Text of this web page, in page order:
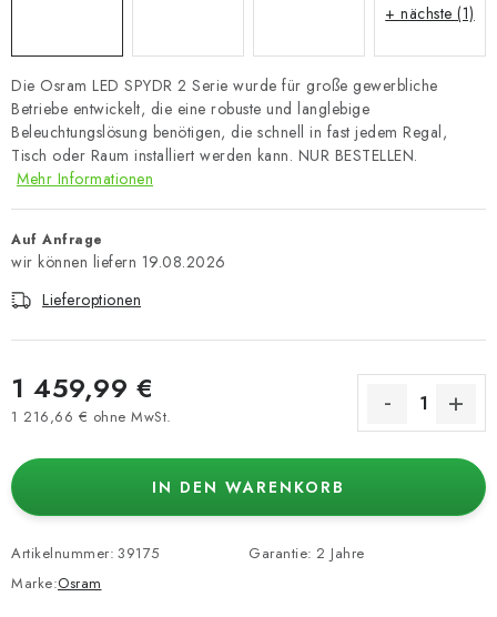
Die Osram LED SPYDR 2 Serie wurde für große gewerbliche
Betriebe entwickelt, die eine robuste und langlebige
Beleuchtungslösung benötigen, die schnell in fast jedem Regal,
Tisch oder Raum installiert werden kann. NUR BESTELLEN.
Mehr Informationen
Auf Anfrage
19.08.2026
Lieferoptionen
1 459,99 €
1 216,66 € ohne MwSt.
IN DEN WARENKORB
Artikelnummer: 39175
Marke:Osram
Garantie: 2 Jahre
+ nächste (1)